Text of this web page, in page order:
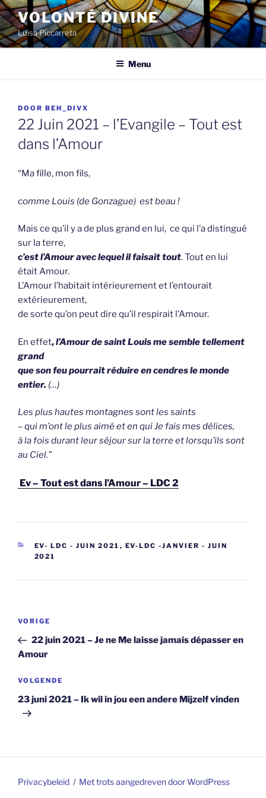
Spring
naar
de
inhoud
VOLONTÉ DIVINE
Luisa Piccarreta
Menu
GEPLAATST
OP
DOOR BEH_DIVX
22 Juin 2021 – l’Evangile – Tout est
dans l’Amour
“Ma fille, mon fils,
comme Louis (de Gonzague) est beau !
Mais ce qu’il y a de plus grand en lui, ce qui l’a distingué
sur la terre,
c’est l’Amour avec lequel il faisait tout. Tout en lui
était Amour.
L’Amour l’habitait intérieurement et l’entourait
extérieurement,
de sorte qu’on peut dire qu’il respirait l’Amour.
En effet,l’Amour de saint Louis me semble tellement
grand
que son feu pourrait réduire en cendres le monde
entier. (…)
Les plus hautes montagnes sont les saints
– qui m’ont le plus aimé et en qui Je fais mes délices,
à la fois durant leur séjour sur la terre et lorsqu’ils sont
au Ciel.”
Ev – Tout est dans l’Amour – LDC 2
CATEGORIEËN
EV- LDC - JUIN 2021 , EV-LDC -JANVIER - JUIN
2021
Berichtnavigatie
Vorig
bericht
VORIGE
22 juin 2021 – Je ne Me laisse jamais dépasser en
Amour
Volgend
bericht
VOLGENDE
23 juni 2021 – Ik wil in jou een andere Mijzelf vinden
Privacybeleid Met trots aangedreven door WordPress